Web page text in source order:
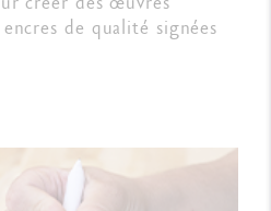
de qualité signées